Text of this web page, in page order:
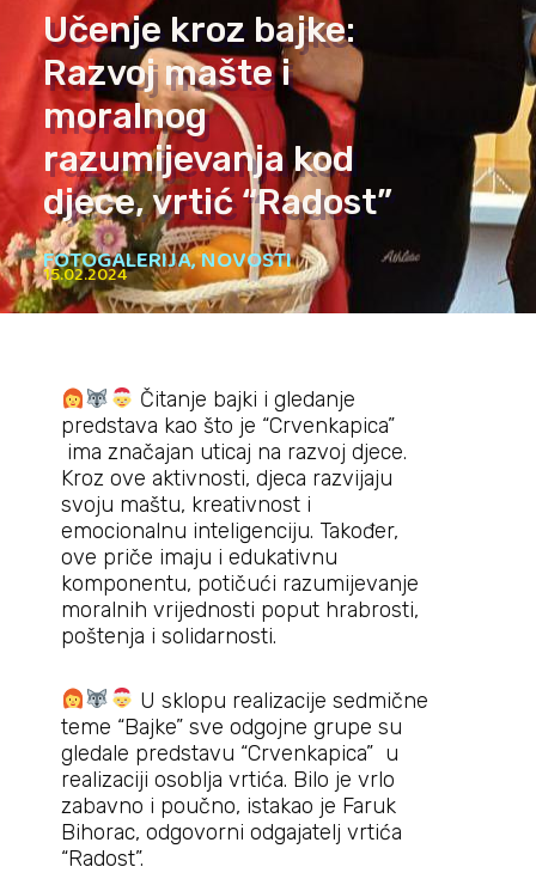
Učenje kroz bajke:
Razvoj mašte i
moralnog
razumijevanja kod
djece, vrtić “Radost”
FOTOGALERIJA,NOVOSTI
15.02.2024
Čitanje bajki i gledanje
predstava kao što je “Crvenkapica”
ima značajan uticaj na razvoj djece.
Kroz ove aktivnosti, djeca razvijaju
svoju maštu, kreativnost i
emocionalnu inteligenciju. Također,
ove priče imaju i edukativnu
komponentu, potičući razumijevanje
moralnih vrijednosti poput hrabrosti,
poštenja i solidarnosti.
U sklopu realizacije sedmične
teme “Bajke” sve odgojne grupe su
gledale predstavu “Crvenkapica” u
realizaciji osoblja vrtića. Bilo je vrlo
zabavno i poučno, istakao je Faruk
Bihorac, odgovorni odgajatelj vrtića
“Radost”.